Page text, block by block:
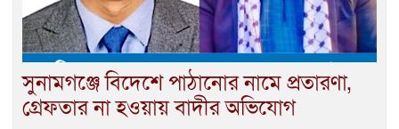
সুনামগঞ্জে বিদেশে পাঠানোর নামে প্রতারণা,
গ্রেফতার না হওয়ায় বাদীর অভিযোগ